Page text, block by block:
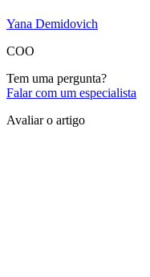
Yana Demidovich
COO
Tem uma pergunta?
Falar com um especialista
Avaliar o artigo